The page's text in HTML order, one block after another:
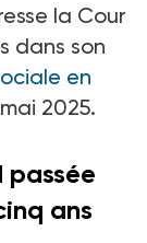
la Cour
dans son
en
2025.
passée
ans